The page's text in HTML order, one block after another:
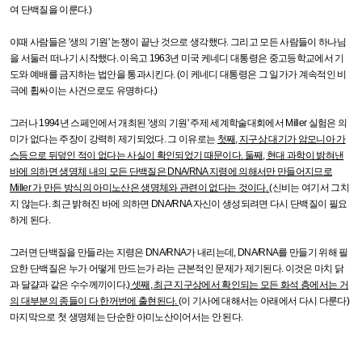
여 단백질을 이룬다.)
이때 사람들은 '생의 기원'논쟁이 끝난 것으로 생각했다. 그리고 모든 사람들이 하나님
을 서둘러 떠나기 시작했다.이윽고 1963년 미국 케네디 대통령은 중고등학교에서 기
도와 예배를 금지하는 법안을 통과시킨다. (이 케네디 대통령은 그 일가가 계속적인 비
극에 휩싸이는 사건으로도 유명하다.)
그러나1994년 스페인에서 개최된 '생의 기원'주제 세계학술대회에서 Miller 실험은 의
미가 없다는 주장이 강력히 제기되었다.그 이유로는 첫째, 지구상 대기가 암모니아 가
스등으로 뒤덮인 적이 없다는 사실이 확인되었기 때문이다. 둘째, 현대 과학이 밝혀낸
바에 의하면 생명체 내의 모든 단백질은 DNA/RNA지령에 의해서만 만들어지므로
Miller가 만든 방식의 아미노산은 생명체와 관련이 없다는 것이다.(신비는 여기서 그치
지 않는다.최근 밝혀진 바에 의하면 DNA/RNA자신이 생성되려면 다시 단백질이 필요
하게 된다.
그러면 단백질을 만들라는 지령은 DNA/RNA가 내리는데 , DNA/RNA를 만들기 위해 필
요한 단백질은 누가 어떻게 만드는가 라는 근본적인 문제가 제기된다. 이것은 마치 닭
과 달걀과 같은 수수께끼이다.)셋째 ,최근 지구상에서 확인되는 모든 화석 층에서는 거
의 대부분의 종들이 다 한꺼번에 출현된다.(이 기사에 대해서는 아래에서 다시 다룬다)
마지막으로 첫 생명체는 단순한 아미노산이어서는 안 된다.